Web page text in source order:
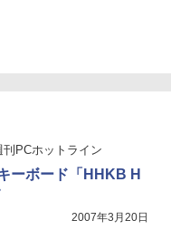
PCホットライン
ーボード「HHKB H
2007年3月20日